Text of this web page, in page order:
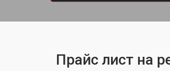
Прайс лист на